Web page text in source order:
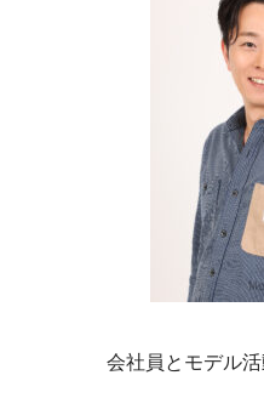
会社員とモデル活